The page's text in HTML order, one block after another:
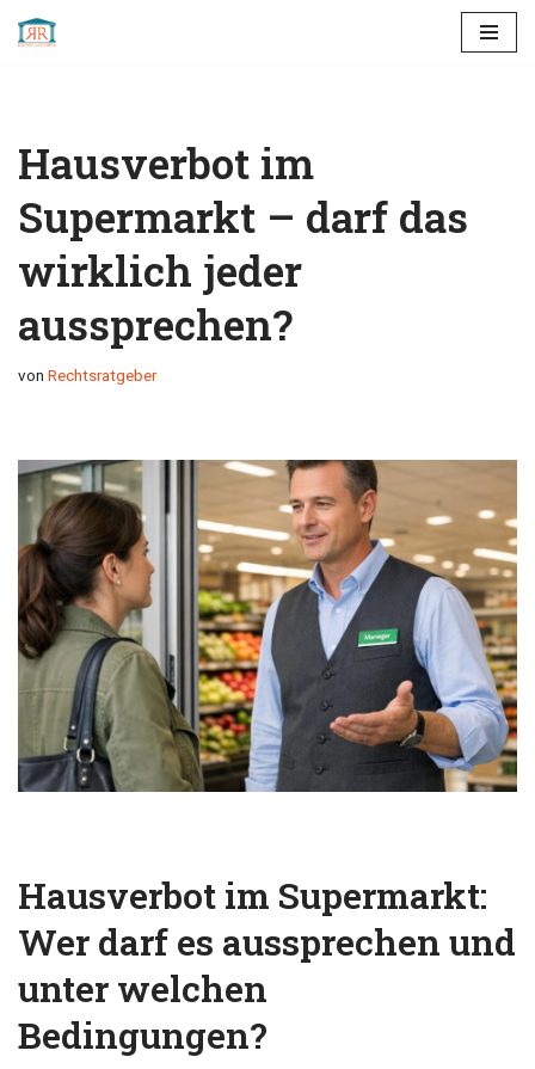
Hausverbot im
Supermarkt – darf das
wirklich jeder
aussprechen?
von Rechtsratgeber
Hausverbot im Supermarkt:
Wer darf es aussprechen und
unter welchen
Bedingungen?